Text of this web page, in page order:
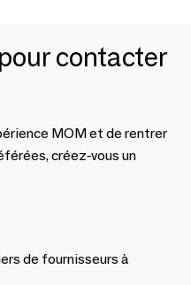
contacter
MOM et de rentrer
créez-vous un
de fournisseurs à